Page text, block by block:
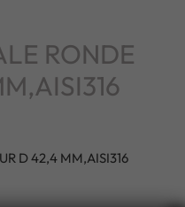
RONDE
D 42,4 MM,AISI316